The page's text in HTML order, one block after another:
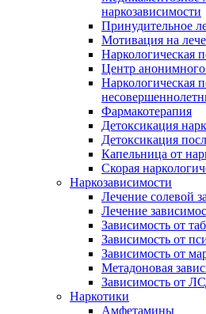
наркозависимости
Принудительное
Мотивация на
Наркологическая
Центр
Наркологическая
Фармакотерапия
Детоксикация
Детоксикация
Капельница от
Скорая
Наркозависимости
Лечение солевой
Лечение
Зависимость от
Зависимость от
Зависимость от
Метадоновая
Зависимость от
Наркотики
Амфетамины